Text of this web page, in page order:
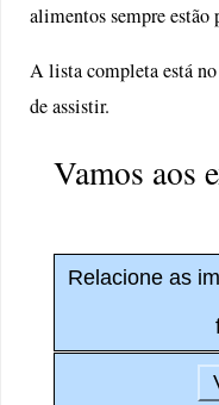
alimentos sempre estão
A lista completa está
de assistir.
Vamos aos